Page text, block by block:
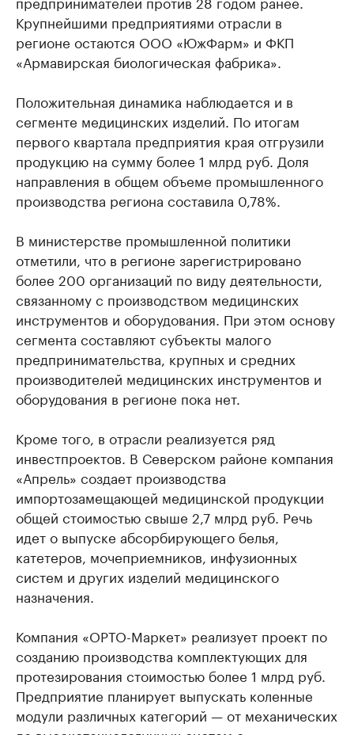
Крупнейшими предприятиями отрасли в
регионе остаются ООО «ЮжФарм» и ФКП
«Армавирская биологическая фабрика».
Положительная динамика наблюдается и в
сегменте медицинских изделий. По итогам
первого квартала предприятия края отгрузили
продукцию на сумму более 1 млрд руб. Доля
направления в общем объеме промышленного
производства региона составила 0,78%.
В министерстве промышленной политики
отметили, что в регионе зарегистрировано
более 200 организаций по виду деятельности,
связанному с производством медицинских
инструментов и оборудования. При этом основу
сегмента составляют субъекты малого
предпринимательства, крупных и средних
производителей медицинских инструментов и
оборудования в регионе пока нет.
Кроме того, в отрасли реализуется ряд
инвестпроектов. В Северском районе компания
«Апрель» создает производства
импортозамещающей медицинской продукции
общей стоимостью свыше 2,7 млрд руб. Речь
идет о выпуске абсорбирующего белья,
катетеров, мочеприемников, инфузионных
систем и других изделий медицинского
назначения.
Компания «ОРТО-Маркет» реализует проект по
созданию производства комплектующих для
протезирования стоимостью более 1 млрд руб.
Предприятие планирует выпускать коленные
модули различных категорий — от механических